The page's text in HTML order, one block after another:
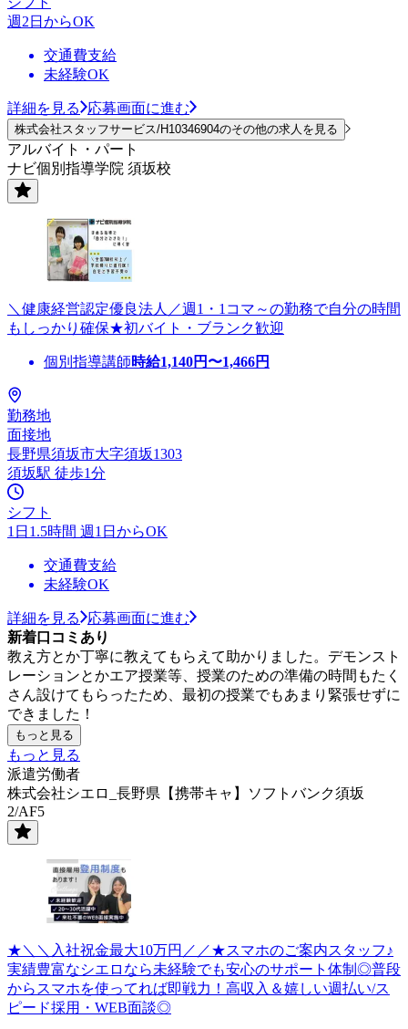
週2日からOK
交通費支給
未経験OK
詳細を見る 応募画面に進む
株式会社スタッフサービス/H10346904のその他の求人を見る
アルバイト・パート
ナビ個別指導学院 須坂校
＼健康経営認定優良法人／週1・1コマ～の勤務で自分の時間
もしっかり確保★初バイト・ブランク歓迎
個別指導講師時給1,140円〜1,466円
勤務地
面接地
長野県須坂市大字須坂1303
須坂駅 徒歩1分
シフト
1日1.5時間 週1日からOK
交通費支給
未経験OK
詳細を見る
応募画面に進む
新着口コミあり
教え方とか丁寧に教えてもらえて助かりました。デモンスト
レーションとかエア授業等、授業のための準備の時間もたく
さん設けてもらったため、最初の授業でもあまり緊張せずに
できました！
もっと見る
もっと見る
派遣労働者
株式会社シエロ_長野県【携帯キャ】ソフトバンク須坂
2/AF5
★＼＼入社祝金最大10万円／／★スマホのご案内スタッフ♪
実績豊富なシエロなら未経験でも安心のサポート体制◎普段
からスマホを使ってれば即戦力！高収入＆嬉しい週払い/ス
ピード採用・WEB面談◎